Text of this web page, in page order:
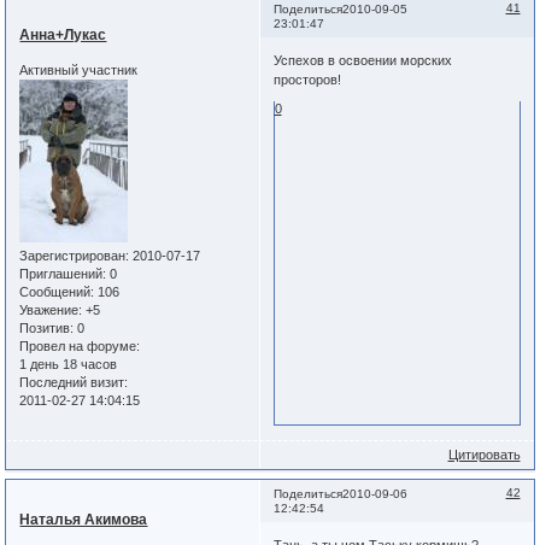
Поделиться 41
2010-09-05
23:01:47
Анна+Лукас
Активный участник
Зарегистрирован: 2010-07-17
Приглашений: 0
Сообщений: 106
Уважение: +5
Позитив: 0
Провел на форуме:
1 день 18 часов
Последний визит:
2011-02-27 14:04:15
Успехов в освоении морских
просторов!
0
Цитировать
Поделиться 42
2010-09-06
12:42:54
Наталья Акимова